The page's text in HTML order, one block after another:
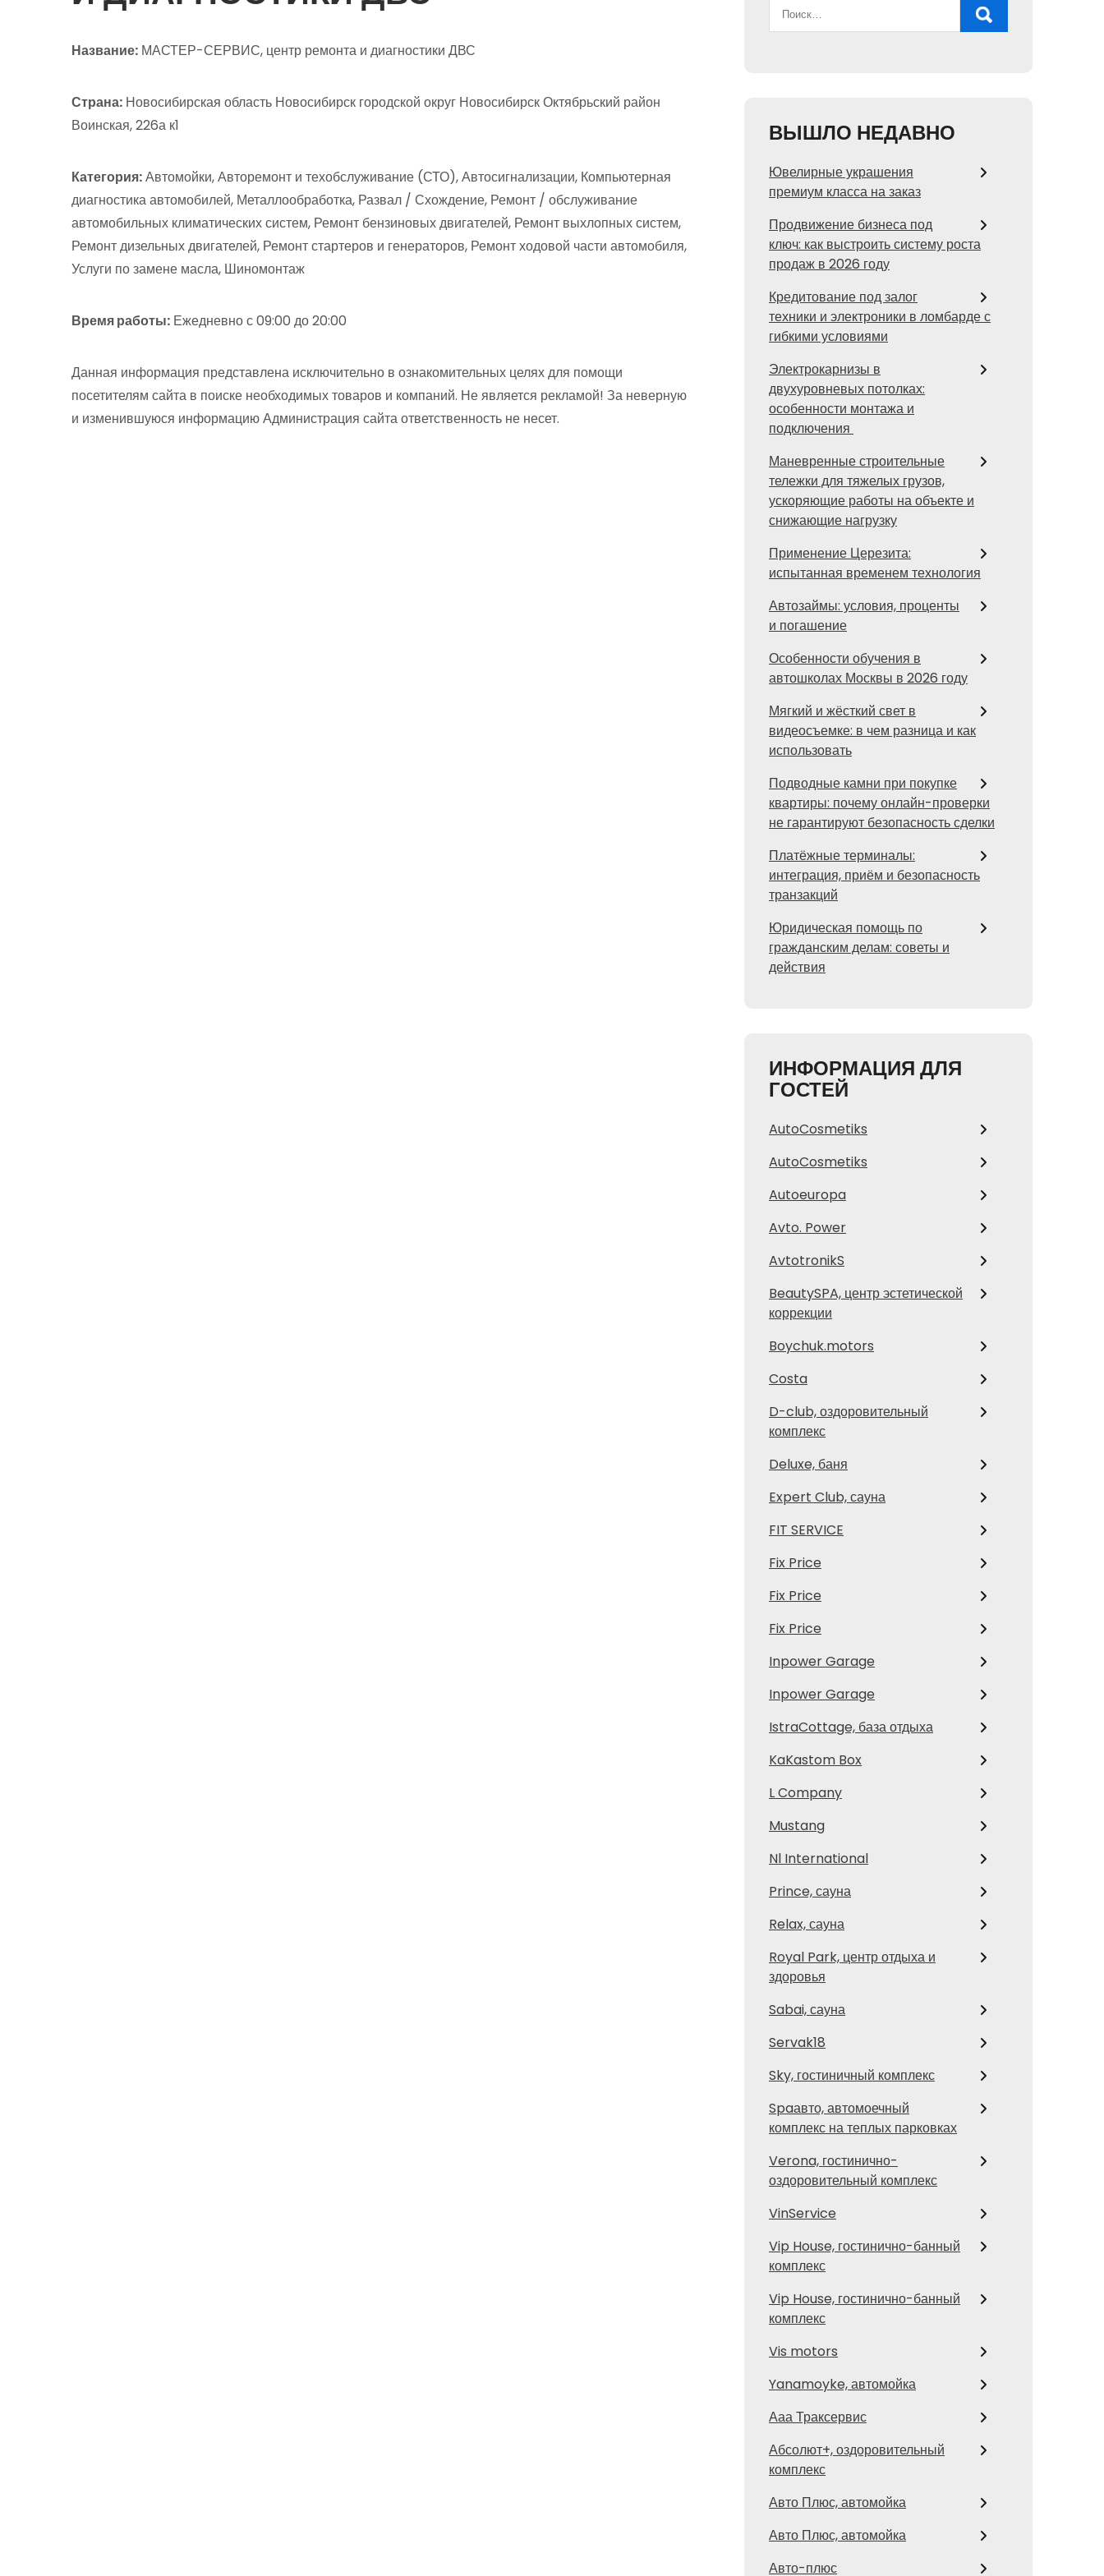
Название: МАСТЕР-СЕРВИС, центр ремонта и диагностики ДВС
Страна: Новосибирская область Новосибирск городской округ Новосибирск Октябрьский район
Воинская, 226а к1
Категория:Автомойки, Авторемонт и техобслуживание (СТО), Автосигнализации, Компьютерная
диагностика автомобилей, Металлообработка, Развал / Схождение, Ремонт / обслуживание
автомобильных климатических систем, Ремонт бензиновых двигателей, Ремонт выхлопных систем,
Ремонт дизельных двигателей, Ремонт стартеров и генераторов, Ремонт ходовой части автомобиля,
Услуги по замене масла, Шиномонтаж
Время работы: Ежедневно с 09:00 до 20:00
Данная информация представлена исключительно в ознакомительных целях для помощи
посетителям сайта в поиске необходимых товаров и компаний. Не является рекламой! За неверную
и изменившуюся информацию Администрация сайта ответственность не несет.
ВЫШЛО НЕДАВНО
Ювелирные украшения
премиум класса на заказ
Продвижение бизнеса под
ключ: как выстроить систему роста
продаж в 2026 году
Кредитование под залог
техники и электроники в ломбарде с
гибкими условиями
Электрокарнизы в
двухуровневых потолках:
особенности монтажа и
подключения
Маневренные строительные
тележки для тяжелых грузов,
ускоряющие работы на объекте и
снижающие нагрузку
Применение Церезита:
испытанная временем технология
Автозаймы: условия, проценты
и погашение
Особенности обучения в
автошколах Москвы в 2026 году
Мягкий и жёсткий свет в
видеосъемке: в чем разница и как
использовать
Подводные камни при покупке
квартиры: почему онлайн-проверки
не гарантируют безопасность сделки
Платёжные терминалы:
интеграция, приём и безопасность
транзакций
Юридическая помощь по
гражданским делам: советы и
действия
ИНФОРМАЦИЯ ДЛЯ
ГОСТЕЙ
AutoCosmetiks
AutoCosmetiks
Autoeuropa
Avto. Power
AvtotronikS
BeautySPA, центр эстетической
коррекции
Boychuk.motors
Costa
D-club, оздоровительный
комплекс
Deluxe, баня
Expert Club, сауна
FIT SERVICE
Fix Price
Fix Price
Fix Price
Inpower Garage
Inpower Garage
IstraCottage, база отдыха
KaKastom Box
L Company
Mustang
Nl International
Prince, сауна
Relax, сауна
Royal Park, центр отдыха и
здоровья
Sabai, сауна
Servak18
Sky, гостиничный комплекс
Spaавто, автомоечный
комплекс на теплых парковках
Verona, гостинично-
оздоровительный комплекс
VinService
Vip House, гостинично-банный
комплекс
Vip House, гостинично-банный
комплекс
Vis motors
Yanamoyke, автомойка
Ааа Траксервис
Абсолют+, оздоровительный
комплекс
Авто Плюс, автомойка
Авто Плюс, автомойка
Авто-плюс